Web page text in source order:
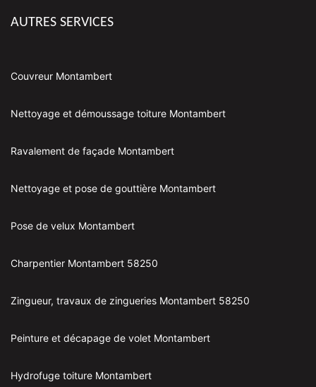
AUTRES SERVICES
Couvreur Montambert
Nettoyage et démoussage toiture Montambert
Ravalement de façade Montambert
Nettoyage et pose de gouttière Montambert
Pose de velux Montambert
Charpentier Montambert 58250
Zingueur, travaux de zingueries Montambert 58250
Peinture et décapage de volet Montambert
Hydrofuge toiture Montambert